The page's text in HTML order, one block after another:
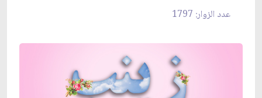
عدد الزوار: 1797